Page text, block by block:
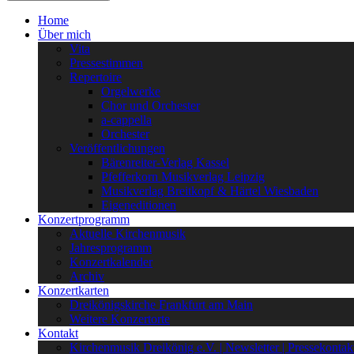
Home
Über mich
Vita
Pressestimmen
Repertoire
Orgelwerke
Chor und Orchester
a-cappella
Orchester
Veröffentlichungen
Bärenreiter-Verlag Kassel
Pfefferkorn Musikverlag Leipzig
Musikverlag Breitkopf & Härtel Wiesbaden
Eigeneditionen
Konzertprogramm
Aktuelle Kirchenmusik
Jahresprogramm
Konzertkalender
Archiv
Konzertkarten
Dreikönigskirche Frankfurt am Main
Weitere Konzertorte
Kontakt
Kirchenmusik Dreikönig e.V. | Newsletter |